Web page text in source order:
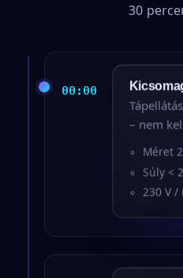
30
00:00
– nem
Méret
Súly <
230 V /